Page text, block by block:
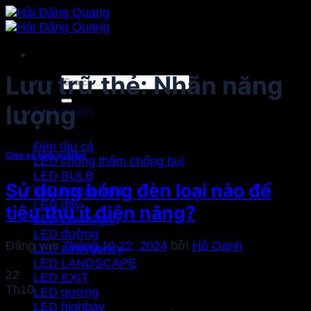
Bỏ
qua
dung
Search
for:
Sản phẩm
Đèn tàu cá
LED chống thấm chống bụi
LED BULB
LED Linear light
LED dây
LED Downlight
LED đường
LED emergency
LED LANDSCAPE
LED EXIT
LED gương
LED highbay
Lưu trữ thẻ:Nhãn năng
lượng
Chia sẻ kinh nghiệm
Sử dụng bóng đèn loại nào để
tiêu thụ ít điện năng?
Đăng vàoTháng 10 22, 2024 bởi Hồ Oanh
22
Th10